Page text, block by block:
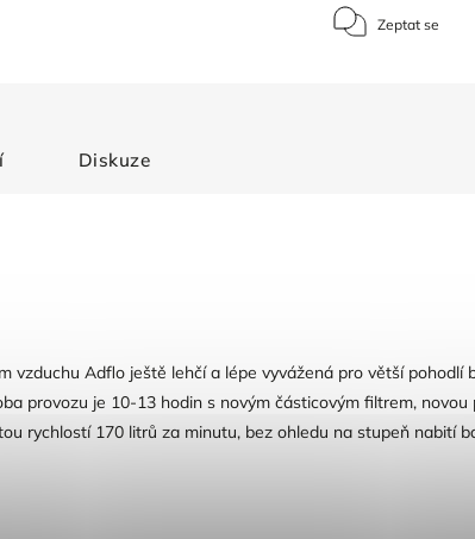
Zeptat se
Diskuze
vzduchu Adflo ještě lehčí a lépe vyvážená pro větší pohodlí
provozu je 10-13 hodin s novým částicovým filtrem,
rychlostí 170 litrů za minutu, bez ohledu na stupeň nabití